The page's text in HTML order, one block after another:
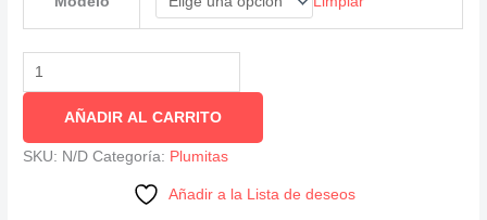
Bolígrafo
Multicolor
Kawaii
cantidad
AÑADIR AL CARRITO
SKU: N/D Categoría: Plumitas
Añadir a la Lista de deseos